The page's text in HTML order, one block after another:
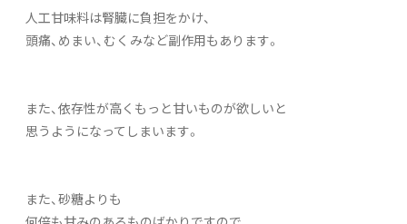
人工甘味料は腎臓に負担をかけ、
頭痛、めまい、むくみなど副作用もあります。
また、依存性が高くもっと甘いものが欲しいと
思うようになってしまいます。
また、砂糖よりも